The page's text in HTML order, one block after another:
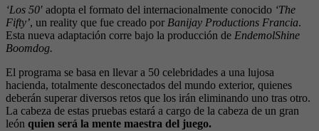
‘Los 50′ adopta el formato del internacionalmente conocido ‘The
Fifty’, un reality que fue creado por Banijay Productions Francia.
Esta nueva adaptación corre bajo la producción de EndemolShine
Boomdog.
El programa se basa en llevar a 50 celebridades a una lujosa
hacienda, totalmente desconectados del mundo exterior, quienes
deberán superar diversos retos que los irán eliminando uno tras otro.
La cabeza de estas pruebas estará a cargo de la cabeza de un gran
león quien será la mente maestra del juego.